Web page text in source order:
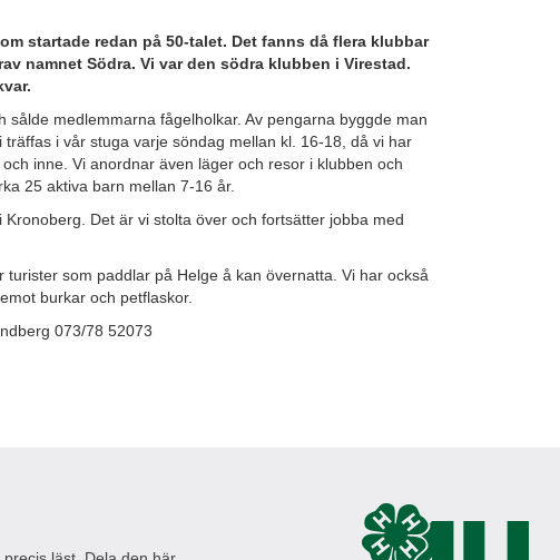
startade redan på 50-talet. Det fanns då flera klubbar
namnet Södra. Vi var den södra klubben i Virestad.
sålde medlemmarna fågelholkar. Av pengarna byggde man
träffas i vår stuga varje söndag mellan kl. 16-18, då vi har
inne. Vi anordnar även läger och resor i klubben och
25 aktiva barn mellan 7-16 år.
Kronoberg. Det är vi stolta över och fortsätter jobba med
turister som paddlar på Helge å kan övernatta. Vi har också
burkar och petflaskor.
073/78 52073